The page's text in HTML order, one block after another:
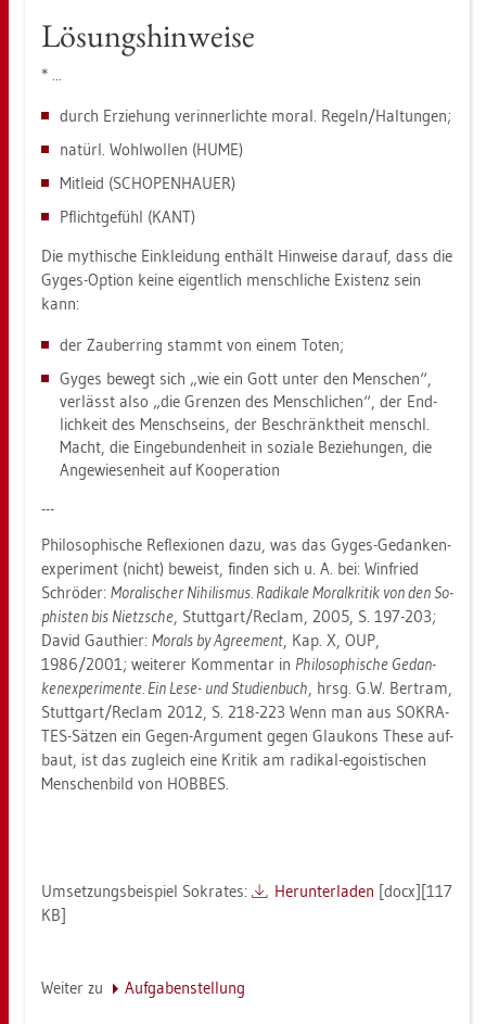
Lö­sungs­hin­wei­se
* ...
durch Er­zie­hung ver­in­ner­lich­te moral. Re­geln/Hal­tun­gen;
na­türl. Wohl­wol­len (HUME)
Mit­leid (SCHO­PEN­HAU­ER)
Pflicht­ge­fühl (KANT)
Die my­thi­sche Ein­klei­dung ent­hält Hin­wei­se dar­auf, dass die
Gyges-Op­ti­on keine ei­gent­lich mensch­li­che Exis­tenz sein
kann:
der Zau­ber­ring stammt von einem Toten;
Gyges be­wegt sich „wie ein Gott unter den Men­schen“,
ver­lässt also „die Gren­zen des Mensch­li­chen“, der End­
lich­keit des Mensch­seins, der Be­schränkt­heit menschl.
Macht, die Ein­ge­bun­den­heit in so­zia­le Be­zie­hun­gen, die
An­ge­wie­sen­heit auf Ko­ope­ra­ti­on
---
Phi­lo­so­phi­sche Re­fle­xio­nen dazu, was das Gyges-Ge­dan­ken­
ex­pe­ri­ment (nicht) be­weist, fin­den sich u. A. bei: Win­fried
Schrö­der: Mo­ra­li­scher Ni­hi­lis­mus. Ra­di­ka­le Mo­ral­kri­tik von den So­
phis­ten bis Nietz­sche, Stutt­gart/Re­clam, 2005, S. 197-203;
David Gaut­hier: Mo­rals by Agree­ment, Kap. X, OUP,
1986/2001; wei­te­rer Kom­men­tar in Phi­lo­so­phi­sche Ge­dan­
ken­ex­pe­ri­men­te. Ein Lese- und Stu­di­en­buch, hrsg. G.W. Ber­tram,
Stutt­gart/Re­clam 2012, S. 218-223 Wenn man aus SO­KRA­
TES-Sät­zen ein Gegen-Ar­gu­ment gegen Glau­kons These auf­
baut, ist das zu­gleich eine Kri­tik am ra­di­kal-ego­is­ti­schen
Men­schen­bild von HOB­BES.
Um­set­zungs­bei­spiel So­kra­tes: Her­un­ter­la­den [docx][117
KB]
Wei­ter zu Auf­ga­ben­stel­lung